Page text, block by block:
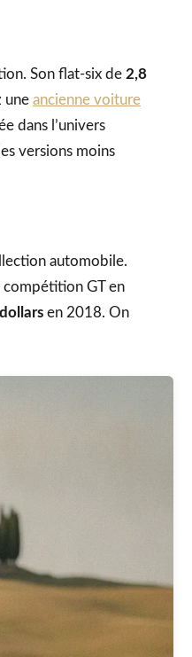
Son flat-six de 2,8
une ancienne voiture
dans l’univers
versions moins
automobile.
compétition GT en
en 2018. On